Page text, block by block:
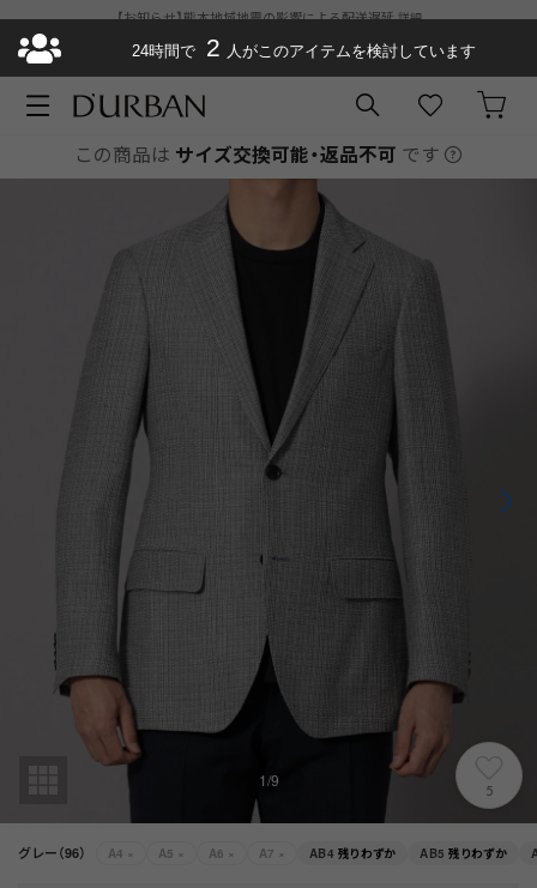
【お知らせ】熊本地域地震の影響による配送遅延詳細
ダーバン公式オンラインストアがリニューアルオープン ¥11,000以上で送料
無料
お急ぎ便が選べるようになりました
この商品は サイズ交換可能・返品不可 です
1/9
5
グレー（96） A4 × A5 × A6 × A7 × AB4 残りわずか AB5 残りわずか
24時間で 2 人がこのアイテムを検討しています